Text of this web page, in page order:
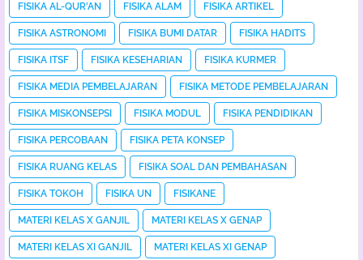
FISIKA AL-QUR'AN FISIKA ALAM FISIKA ARTIKEL
FISIKA ASTRONOMI FISIKA BUMI DATAR FISIKA HADITS
FISIKA ITSF FISIKA KESEHARIAN FISIKA KURMER
FISIKA MEDIA PEMBELAJARAN FISIKA METODE PEMBELAJARAN
FISIKA MISKONSEPSI FISIKA MODUL FISIKA PENDIDIKAN
FISIKA PERCOBAAN FISIKA PETA KONSEP
FISIKA RUANG KELAS FISIKA SOAL DAN PEMBAHASAN
FISIKA TOKOH FISIKA UN FISIKANE
MATERI KELAS X GANJIL MATERI KELAS X GENAP
MATERI KELAS XI GANJIL MATERI KELAS XI GENAP